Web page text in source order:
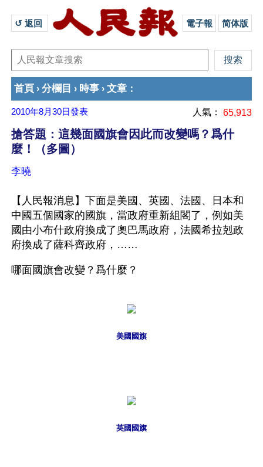
↺ 返回 電子報 简体版
首頁 › 分欄目 › 時事 › 文章 ：
2010年8月30日發表 人氣： 65,913
搶答題：這幾面國旗會因此而改變嗎？爲什
麼！（多圖）
李曉
【人民報消息】下面是美國、英國、法國、日本和
中國五個國家的國旗，當政府重新組閣了，例如美
國由小布什政府換成了奧巴馬政府，法國希拉剋政
府換成了薩科齊政府，……
哪面國旗會改變？爲什麼？
美國國旗
英國國旗